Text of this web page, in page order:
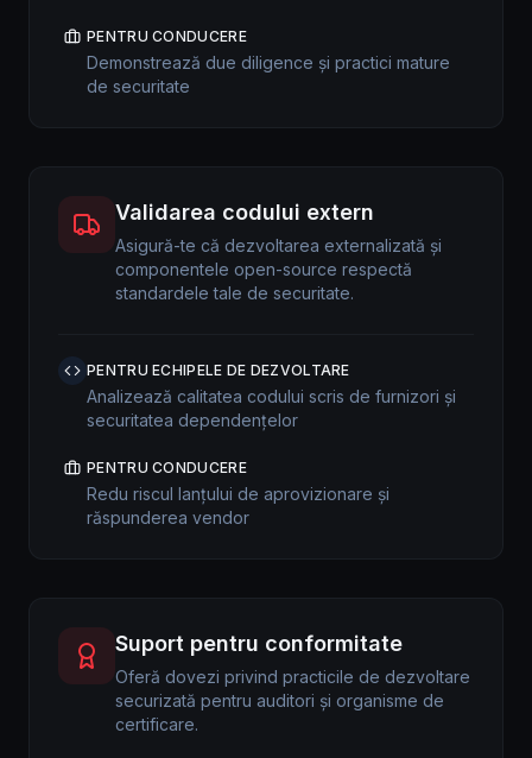
PENTRU CONDUCERE
Demonstrează due diligence și practici mature
de securitate
Validarea codului extern
Asigură-te că dezvoltarea externalizată și
componentele open-source respectă
standardele tale de securitate.
PENTRU ECHIPELE DE DEZVOLTARE
Analizează calitatea codului scris de furnizori și
securitatea dependențelor
PENTRU CONDUCERE
Redu riscul lanțului de aprovizionare și
răspunderea vendor
Suport pentru conformitate
Oferă dovezi privind practicile de dezvoltare
securizată pentru auditori și organisme de
certificare.